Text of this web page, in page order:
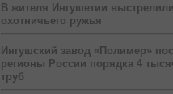
В жителя Ингушетии
охотничьего ружья
Ингушский завод «Полимер»
регионы России порядка 4
труб